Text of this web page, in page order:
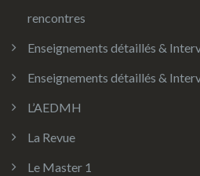
rencontres
Enseignements détaillés &
Enseignements détaillés &
L’AEDMH
La Revue
Le Master 1